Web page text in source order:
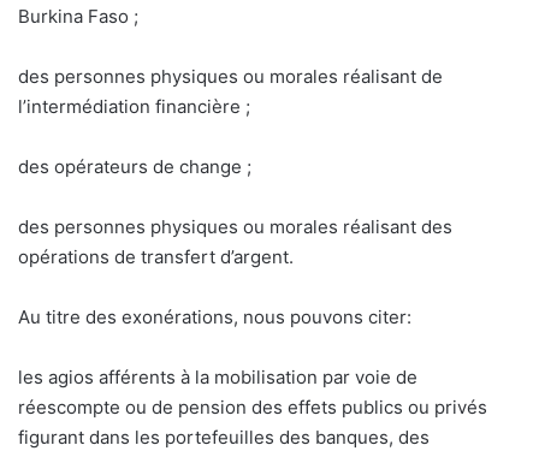
Burkina Faso ;
des personnes physiques ou morales réalisant de
l’intermédiation financière ;
des opérateurs de change ;
des personnes physiques ou morales réalisant des
opérations de transfert d’argent.
Au titre des exonérations, nous pouvons citer:
les agios afférents à la mobilisation par voie de
réescompte ou de pension des effets publics ou privés
figurant dans les portefeuilles des banques, des